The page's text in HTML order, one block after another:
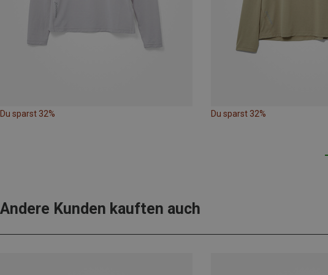
Du sparst 32% Du sparst 32%
Andere Kunden kauften auch